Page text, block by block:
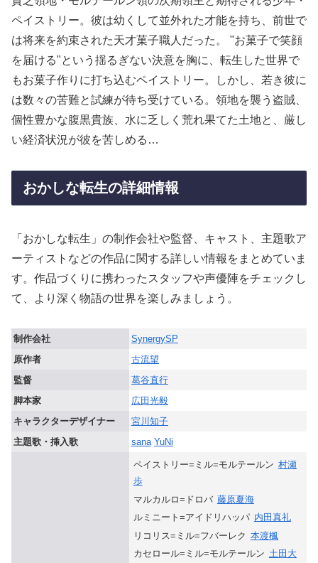
ペイストリー。彼は幼くして並外れた才能を持ち、前世で
は将来を約束された天才菓子職人だった。 "お菓子で笑顔
を届ける"という揺るぎない決意を胸に、転生した世界で
もお菓子作りに打ち込むペイストリー。しかし、若き彼に
は数々の苦難と試練が待ち受けている。領地を襲う盗賊、
個性豊かな腹黒貴族、水に乏しく荒れ果てた土地と、厳し
い経済状況が彼を苦しめる…
おかしな転生の詳細情報
「おかしな転生」の制作会社や監督、キャスト、主題歌ア
ーティストなどの作品に関する詳しい情報をまとめていま
す。作品づくりに携わったスタッフや声優陣をチェックし
て、より深く物語の世界を楽しみましょう。
制作会社
SynergySP
原作者
古流望
監督
葛谷直行
脚本家
広田光毅
キャラクターデザイナー
宮川知子
主題歌・挿入歌
sana YuNi
ペイストリー=ミル=モルテールン 村瀬
歩
マルカルロ=ドロバ 藤原夏海
ルミニート=アイドリハッパ 内田真礼
リコリス=ミル=フバーレク 本渡楓
カセロール=ミル=モルテールン 土田大